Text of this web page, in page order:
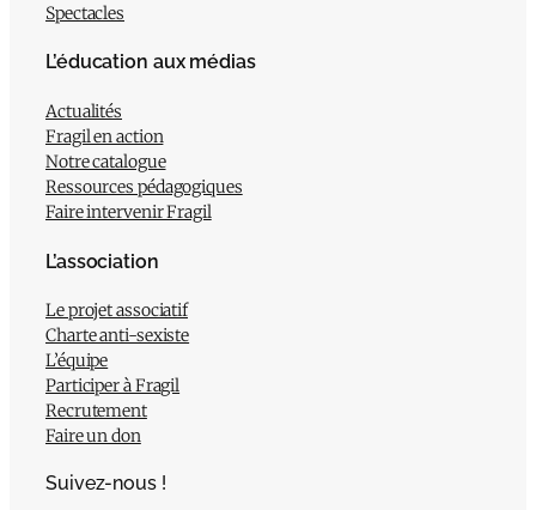
Spectacles
L’éducation aux médias
Actualités
Fragil en action
Notre catalogue
Ressources pédagogiques
Faire intervenir Fragil
L’association
Le projet associatif
Charte anti-sexiste
L’équipe
Participer à Fragil
Recrutement
Faire un don
Suivez-nous !